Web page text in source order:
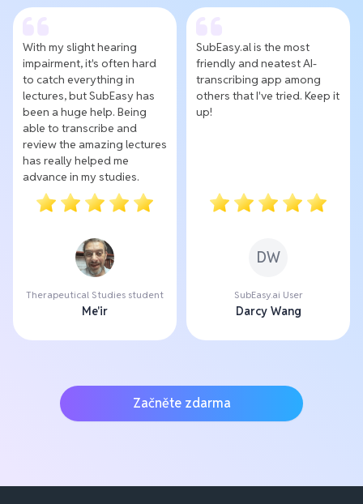
With my slight hearing
impairment, it's often hard
to catch everything in
lectures, but SubEasy has
been a huge help. Being
able to transcribe and
review the amazing lectures
has really helped me
advance in my studies.
Therapeutical Studies student
Me'ir
SubEasy.al is the most
friendly and neatest AI-
transcribing app among
others that I've tried. Keep it
up!
DW
SubEasy.ai User
Darcy Wang
Začněte zdarma